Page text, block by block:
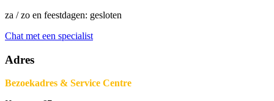
za / zo en feestdagen: gesloten
Chat met een specialist
Adres
Bezoekadres & Service Centre